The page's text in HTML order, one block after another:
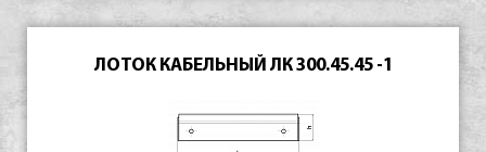
ЛОТОК КАБЕЛЬНЫЙ ЛК 300.45.45 -1